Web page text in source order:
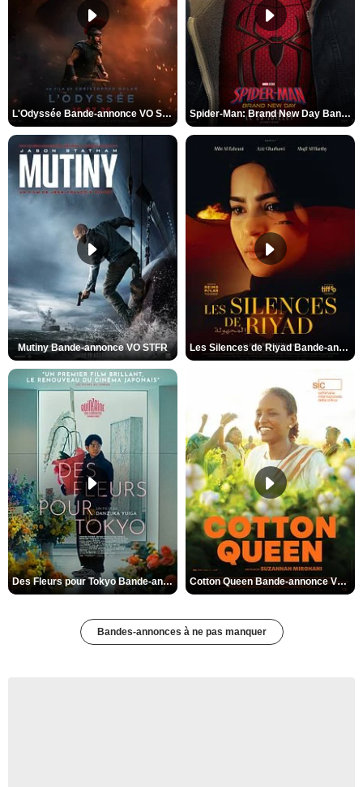
L'Odyssée Bande-annonce VO STFR Spider-Man: Brand New Day Bande-annonce VO STFR
Mutiny Bande-annonce VO STFR Les Silences de Riyad Bande-annonce VO STFR
Des Fleurs pour Tokyo Bande-annonce VO STFR Cotton Queen Bande-annonce VO STFR
Bandes-annonces à ne pas manquer